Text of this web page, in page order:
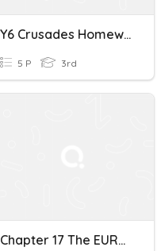
Y6 Crusades Homework 2
5 P 3rd
Chapter 17 The EUROPEAN CRUSADES In The MUSLIM WORLD